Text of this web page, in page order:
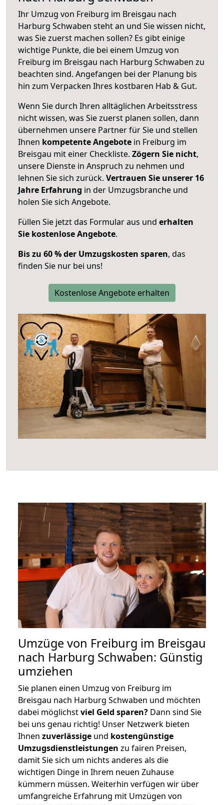
Ihr Umzug von Freiburg im Breisgau nach
Harburg Schwaben steht an und Sie wissen nicht,
was Sie zuerst machen sollen? Es gibt einige
wichtige Punkte, die bei einem Umzug von
Freiburg im Breisgau nach Harburg Schwaben zu
beachten sind. Angefangen bei der Planung bis
hin zum Verpacken Ihres kostbaren Hab & Gut.
Wenn Sie durch Ihren alltäglichen Arbeitsstress
nicht wissen, was Sie zuerst planen sollen, dann
übernehmen unsere Partner für Sie und stellen
Ihnen kompetente Angebote in Freiburg im
Breisgau mit einer Checkliste. Zögern Sie nicht,
unsere Dienste in Anspruch zu nehmen und
lehnen Sie sich zurück. Vertrauen Sie unserer 16
Jahre Erfahrung in der Umzugsbranche und
holen Sie sich Angebote.
Füllen Sie jetzt das Formular aus und erhalten
Sie kostenlose Angebote.
Bis zu 60 % der Umzugskosten sparen, das
finden Sie nur bei uns!
Kostenlose Angebote erhalten
Umzüge von Freiburg im Breisgau
nach Harburg Schwaben: Günstig
umziehen
Sie planen einen Umzug von Freiburg im
Breisgau nach Harburg Schwaben und möchten
dabei möglichstviel Geld sparen? Dann sind Sie
bei uns genau richtig! Unser Netzwerk bieten
Ihnen zuverlässige und kostengünstige
Umzugsdienstleistungen zu fairen Preisen,
damit Sie sich um nichts anderes als die
wichtigen Dinge in Ihrem neuen Zuhause
kümmern müssen. Weiterhin verfügen wir über
umfangreiche Erfahrung mit Umzügen von